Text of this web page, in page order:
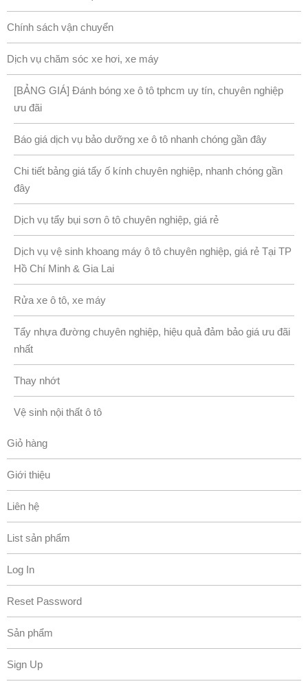
Chính sách vận chuyển
Dịch vụ chăm sóc xe hơi, xe máy
[BẢNG GIÁ] Đánh bóng xe ô tô tphcm uy tín, chuyên nghiệp
ưu đãi
Báo giá dịch vụ bảo dưỡng xe ô tô nhanh chóng gần đây
Chi tiết bảng giá tẩy ố kính chuyên nghiệp, nhanh chóng gần
đây
Dịch vụ tẩy bụi sơn ô tô chuyên nghiệp, giá rẻ
Dịch vụ vệ sinh khoang máy ô tô chuyên nghiệp, giá rẻ Tại TP
Hồ Chí Minh & Gia Lai
Rửa xe ô tô, xe máy
Tẩy nhựa đường chuyên nghiệp, hiệu quả đảm bảo giá ưu đãi
nhất
Thay nhớt
Vệ sinh nội thất ô tô
Giỏ hàng
Giới thiệu
Liên hệ
List sản phẩm
Log In
Reset Password
Sản phẩm
Sign Up